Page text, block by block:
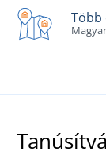
Több